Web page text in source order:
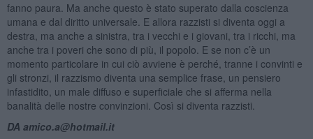
fanno paura. Ma anche questo è stato superato dalla coscienza
umana e dal diritto universale. E allora razzisti si diventa oggi a
destra, ma anche a sinistra, tra i vecchi e i giovani, tra i ricchi, ma
anche tra i poveri che sono di più, il popolo. E se non c’è un
momento particolare in cui ciò avviene è perché, tranne i convinti e
gli stronzi, il razzismo diventa una semplice frase, un pensiero
infastidito, un male diffuso e superficiale che si afferma nella
banalità delle nostre convinzioni. Così si diventa razzisti.
DA amico.a@hotmail.it